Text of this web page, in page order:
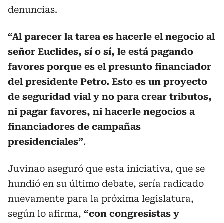
denuncias.
“Al parecer la tarea es hacerle el negocio al
señor Euclides, sí o sí, le está pagando
favores porque es el presunto financiador
del presidente Petro. Esto es un proyecto
de seguridad vial y no para crear tributos,
ni pagar favores, ni hacerle negocios a
financiadores de campañas
presidenciales”.
Juvinao aseguró que esta iniciativa, que se
hundió en su último debate, sería radicado
nuevamente para la próxima legislatura,
según lo afirma, “con congresistas y